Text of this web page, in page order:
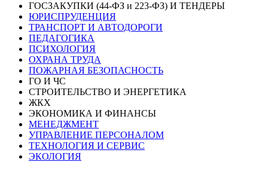
ГОСЗАКУПКИ (44-ФЗ и 223-ФЗ) И ТЕНДЕРЫ
ЮРИСПРУДЕНЦИЯ
ТРАНСПОРТ И АВТОДОРОГИ
ПЕДАГОГИКА
ПСИХОЛОГИЯ
ОХРАНА ТРУДА
ПОЖАРНАЯ БЕЗОПАСНОСТЬ
ГО И ЧС
СТРОИТЕЛЬСТВО И ЭНЕРГЕТИКА
ЖКХ
ЭКОНОМИКА И ФИНАНСЫ
МЕНЕДЖМЕНТ
УПРАВЛЕНИЕ ПЕРСОНАЛОМ
ТЕХНОЛОГИЯ И СЕРВИС
ЭКОЛОГИЯ